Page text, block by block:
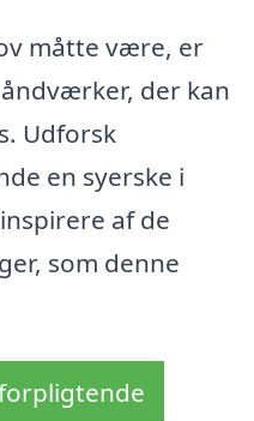
måtte være, er
der kan
Udforsk
en syerske i
af de
som denne